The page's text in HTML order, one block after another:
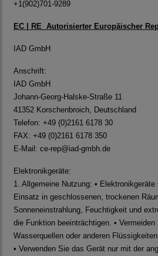
+1(902)701-9289
EC | RE Autorisierter Europäischer
IAD GmbH
Anschrift:
IAD GmbH
Johann-Georg-Halske-Straße 11
41352 Korschenbroich, Deutschland
Telefon: +49 (0)2161 6178 30
FAX: +49 (0)2161 6178 350
E-Mail: ce-rep@iad-gmbh.de
Elektronikgeräte:
1. Allgemeine Nutzung: •
Einsatz in geschlossenen, trockenen
Sonneneinstrahlung, Feuchtigkeit und
die Funktion beeinträchtigen. •
Wasserquellen oder anderen
• Verwenden Sie das Gerät nur mit der